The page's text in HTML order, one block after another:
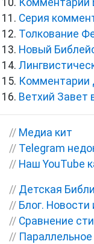
Комментарии
Серия
Толкование
Новый
Комментарии
Ветхий Завет
// Медиа кит
// Telegram
// Наш YouTube
// Детская
// Блог.
// Сравнение
//